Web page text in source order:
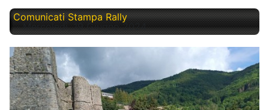
Comunicati Stampa Rally
Mercoledì, 19 Giugno 2024